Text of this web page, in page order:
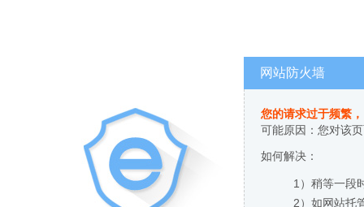
网站防火墙
您的请求过于频繁
可能原因：您对该
如何解决：
1）稍等一段
2）如网站托